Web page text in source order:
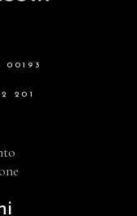
00193
201